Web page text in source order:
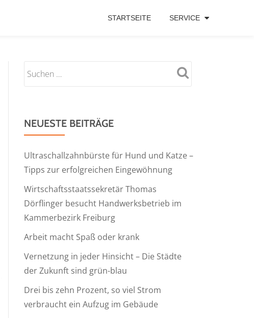
STARTSEITE SERVICE
NEUESTE BEITRÄGE
Ultraschallzahnbürste für Hund und Katze –
Tipps zur erfolgreichen Eingewöhnung
Wirtschaftsstaatssekretär Thomas
Dörflinger besucht Handwerksbetrieb im
Kammerbezirk Freiburg
Arbeit macht Spaß oder krank
Vernetzung in jeder Hinsicht – Die Städte
der Zukunft sind grün-blau
Drei bis zehn Prozent, so viel Strom
verbraucht ein Aufzug im Gebäude